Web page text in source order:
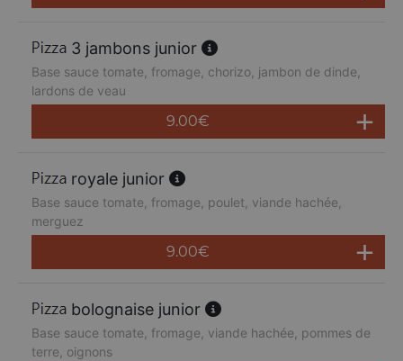
3 jambons junior
Base sauce tomate, fromage, chorizo, jambon de dinde,
lardons de veau
9.00€
royale junior
Base sauce tomate, fromage, poulet, viande hachée,
merguez
9.00€
bolognaise junior
Base sauce tomate, fromage, viande hachée, pommes de
terre, oignons